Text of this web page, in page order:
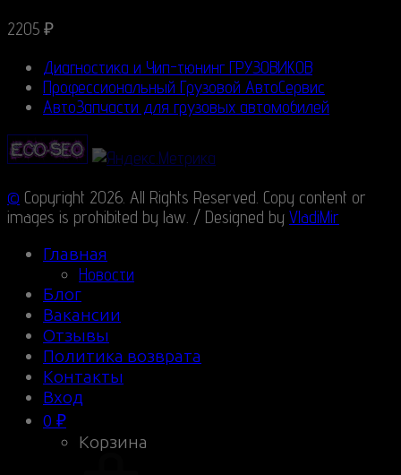
2205 ₽
Диагностика и Чип-тюнинг ГРУЗОВИКОВ
Профессиональный Грузовой АвтоСервис
АвтоЗапчасти для грузовых автомобилей
© Copyright 2026. All Rights Reserved. Copy content or
images is prohibited by law. / Designed by VladiMir
Главная
Новости
Блог
Вакансии
Отзывы
Политика возврата
Контакты
Вход
0 ₽
Корзина